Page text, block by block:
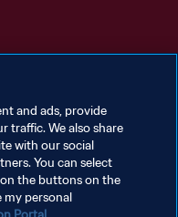
and ads, provide
traffic. We also share
with our social
You can select
the buttons on the
my personal